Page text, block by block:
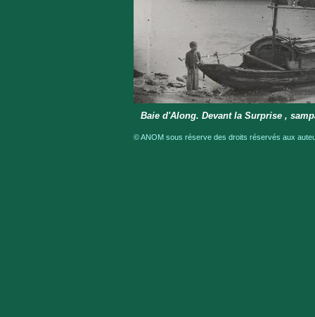
Baie d'Along. Devant la Surprise ,
© ANOM sous réserve des droits réservés aux